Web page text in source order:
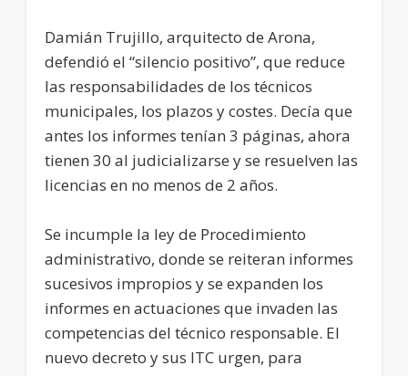
Damián Trujillo, arquitecto de Arona,
defendió el “silencio positivo”, que reduce
las responsabilidades de los técnicos
municipales, los plazos y costes. Decía que
antes los informes tenían 3 páginas, ahora
tienen 30 al judicializarse y se resuelven las
licencias en no menos de 2 años.
Se incumple la ley de Procedimiento
administrativo, donde se reiteran informes
sucesivos impropios y se expanden los
informes en actuaciones que invaden las
competencias del técnico responsable. El
nuevo decreto y sus ITC urgen, para